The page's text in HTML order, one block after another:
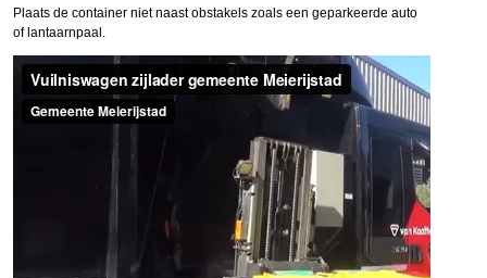
Plaats de container niet naast obstakels zoals een geparkeerde auto
of lantaarnpaal.